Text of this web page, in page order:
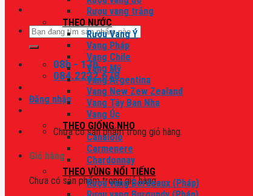
Tìm
kiếm:
08h - 17h
084.2222.678
Đăng nhập
Chưa có sản phẩm trong giỏ hàng.
Giỏ hàng
Chưa có sản phẩm trong giỏ hàng.
Rượu vang trắng
THEO NƯỚC
Rượu Vang Ý
Vang Pháp
Vang Chile
Vang Mỹ
Vang Argentina
Vang New Zew Zealand
Vang Tây Ban Nha
Vang Úc
THEO GIỐNG NHO
Canaiolo
Carmenere
Chardonnay
THEO VÙNG NỔI TIẾNG
Rượu vang Bordeaux (Pháp)